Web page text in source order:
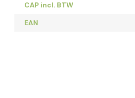
CAP incl. BTW
EAN